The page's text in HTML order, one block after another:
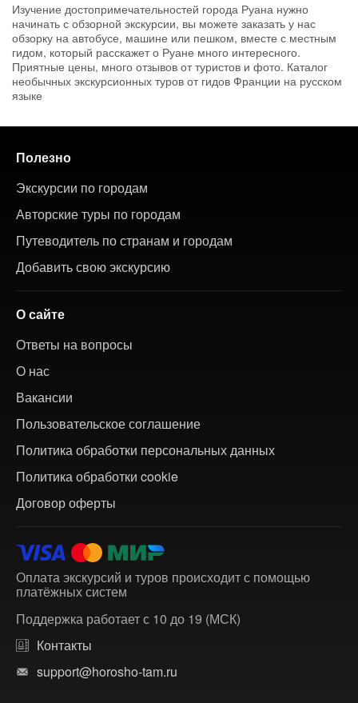
Изучение достопримечательностей города Руана нужно
начинать с обзорной экскурсии, вы можете заказать у нас
обзорку на автобусе, машине или пешком, вместе с местным
гидом, который расскажет о Руане много интересного.
Приятные цены, много отзывов от туристов и фото. Каталог
необычных экскурсионных туров от гидов Франции на русском
языке
Полезно
Экскурсии по городам
Авторские туры по городам
Путеводитель по странам и городам
Добавить свою экскурсию
О сайте
Ответы на вопросы
О нас
Вакансии
Пользовательское соглашение
Политика обработки персональных данных
Политика обработки cookie
Договор оферты
Оплата экскурсий и туров происходит с помощью
платёжных систем
Поддержка работает с 10 до 19 (МСК)
Контакты
support@horosho-tam.ru